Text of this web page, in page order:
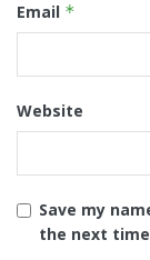
Email *
Website
Save my
the next